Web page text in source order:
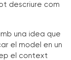
descriure com
una idea que
el model en un
el context